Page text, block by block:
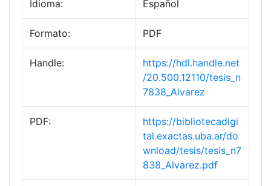
Idioma: Español
Formato: PDF
Handle:
https://hdl.handle.net
/20.500.12110/tesis_n
7838_Alvarez
PDF:
https://bibliotecadigi
tal.exactas.uba.ar/do
wnload/tesis/tesis_n7
838_Alvarez.pdf